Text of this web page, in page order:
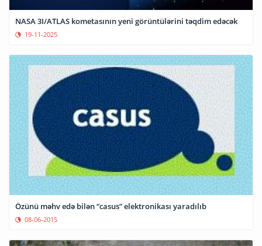
NASA 3I/ATLAS kometasının yeni görüntülərini təqdim edəcək
19-11-2025
Özünü məhv edə bilən “casus” elektronikası yaradılıb
08-06-2015